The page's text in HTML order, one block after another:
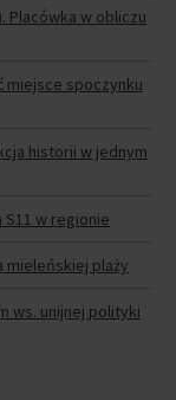
Placówka w obliczu
miejsce spoczynku
historii w jednym
S11 w regionie
mieleńskiej plaży
ws. unijnej polityki